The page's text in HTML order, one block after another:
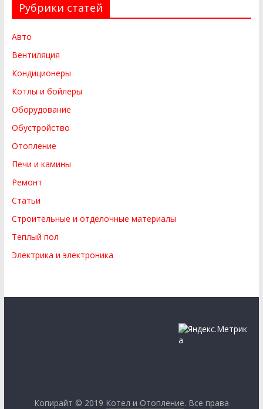
Рубрики статей
Авто
Вентиляция
Кондиционеры
Котлы и бойлеры
Оборудование
Обустройство
Отопление
Печи и камины
Ремонт
Статьи
Строительные и отделочные материалы
Теплый пол
Электрика и электроника
Копирайт © 2019 Котел и Отопление. Все права